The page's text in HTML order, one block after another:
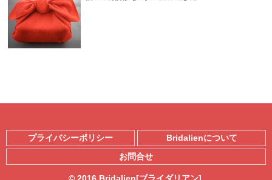
プライバシーポリシー
Bridalienについて
お問合せ